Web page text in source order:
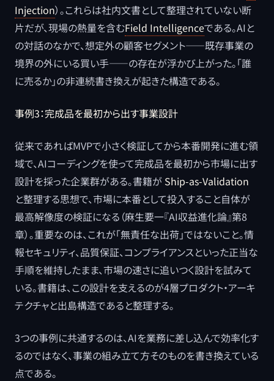
Injection）。これらは社内文書として整理されていない断
片だが、現場の熱量を含むField Intelligenceである。AIと
の対話のなかで、想定外の顧客セグメント――既存事業の
境界の外にいる買い手――の存在が浮かび上がった。「誰
に売るか」の非連続書き換えが起きた構造である。
事例3：完成品を最初から出す事業設計
従来であればMVPで小さく検証してから本番開発に進む領
域で、AIコーディングを使って完成品を最初から市場に出す
設計を採った企業群がある。書籍が Ship-as-Validation
と整理する思想で、市場に本番として投入すること自体が
最高解像度の検証になる（麻生要一『AI収益進化論』第8
章）。重要なのは、これが「無責任な出荷」ではないこと。情
報セキュリティ、品質保証、コンプライアンスといった正当な
手順を維持したまま、市場の速さに追いつく設計を試みて
いる。書籍は、この設計を支えるのが4層プロダクト・アーキ
テクチャと出島構造であると整理する。
3つの事例に共通するのは、AIを業務に差し込んで効率化す
るのではなく、事業の組み立て方そのものを書き換えている
点である。